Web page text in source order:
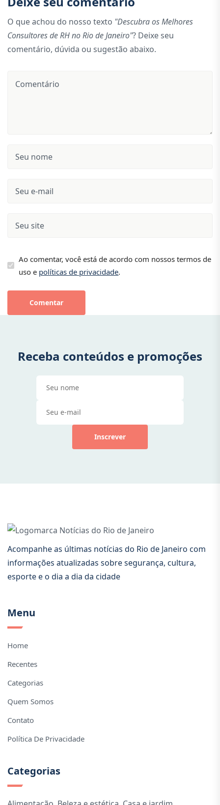
O que achou do nosso texto "Descubra os Melhores
Consultores de RH no Rio de Janeiro"? Deixe seu
comentário, dúvida ou sugestão abaixo.
Ao comentar, você está de acordo com nossos termos de
uso e políticas de privacidade.
Comentar
Receba conteúdos e promoções
Inscrever
Acompanhe as últimas notícias do Rio de Janeiro com
informações atualizadas sobre segurança, cultura,
esporte e o dia a dia da cidade
Menu
Home
Recentes
Categorias
Quem Somos
Contato
Política De Privacidade
Categorias